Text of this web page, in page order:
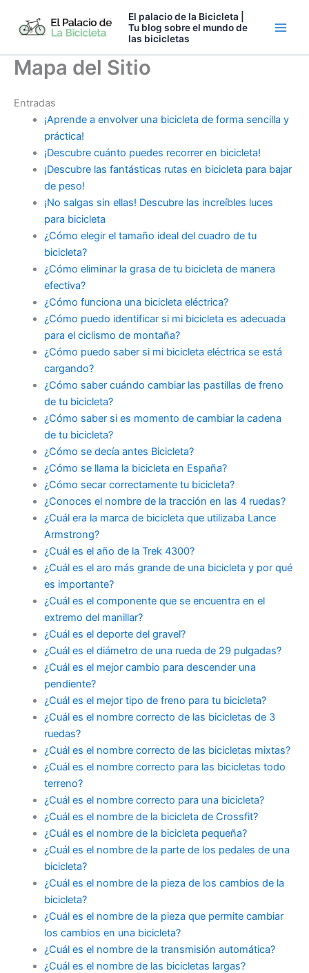
El palacio de la Bicicleta |
Tu blog sobre el mundo de
las bicicletas
Mapa del Sitio
Entradas
¡Aprende a envolver una bicicleta de forma sencilla y
práctica!
¡Descubre cuánto puedes recorrer en bicicleta!
¡Descubre las fantásticas rutas en bicicleta para bajar
de peso!
¡No salgas sin ellas! Descubre las increíbles luces
para bicicleta
¿Cómo elegir el tamaño ideal del cuadro de tu
bicicleta?
¿Cómo eliminar la grasa de tu bicicleta de manera
efectiva?
¿Cómo funciona una bicicleta eléctrica?
¿Cómo puedo identificar si mi bicicleta es adecuada
para el ciclismo de montaña?
¿Cómo puedo saber si mi bicicleta eléctrica se está
cargando?
¿Cómo saber cuándo cambiar las pastillas de freno
de tu bicicleta?
¿Cómo saber si es momento de cambiar la cadena
de tu bicicleta?
¿Cómo se decía antes Bicicleta?
¿Cómo se llama la bicicleta en España?
¿Cómo secar correctamente tu bicicleta?
¿Conoces el nombre de la tracción en las 4 ruedas?
¿Cuál era la marca de bicicleta que utilizaba Lance
Armstrong?
¿Cuál es el año de la Trek 4300?
¿Cuál es el aro más grande de una bicicleta y por qué
es importante?
¿Cuál es el componente que se encuentra en el
extremo del manillar?
¿Cuál es el deporte del gravel?
¿Cuál es el diámetro de una rueda de 29 pulgadas?
¿Cuál es el mejor cambio para descender una
pendiente?
¿Cuál es el mejor tipo de freno para tu bicicleta?
¿Cuál es el nombre correcto de las bicicletas de 3
ruedas?
¿Cuál es el nombre correcto de las bicicletas mixtas?
¿Cuál es el nombre correcto para las bicicletas todo
terreno?
¿Cuál es el nombre correcto para una bicicleta?
¿Cuál es el nombre de la bicicleta de Crossfit?
¿Cuál es el nombre de la bicicleta pequeña?
¿Cuál es el nombre de la parte de los pedales de una
bicicleta?
¿Cuál es el nombre de la pieza de los cambios de la
bicicleta?
¿Cuál es el nombre de la pieza que permite cambiar
los cambios en una bicicleta?
¿Cuál es el nombre de la transmisión automática?
¿Cuál es el nombre de las bicicletas largas?